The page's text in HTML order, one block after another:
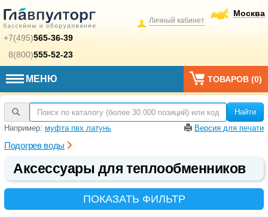
+7(495)565-36-39
8(800)555-52-23
Москва
Личный кабинет
МЕНЮ ТОВАРОВ (0)
Найти
Например: муфта пвх латунь Версия для печати
Подогрев воды
Аксессуары для теплообменников
ПОКАЗАТЬ ФИЛЬТР